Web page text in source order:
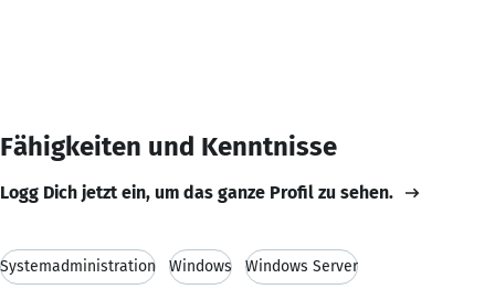
Fähigkeiten und Kenntnisse
Logg Dich jetzt ein, um das ganze Profil zu sehen.
Systemadministration Windows Windows Server